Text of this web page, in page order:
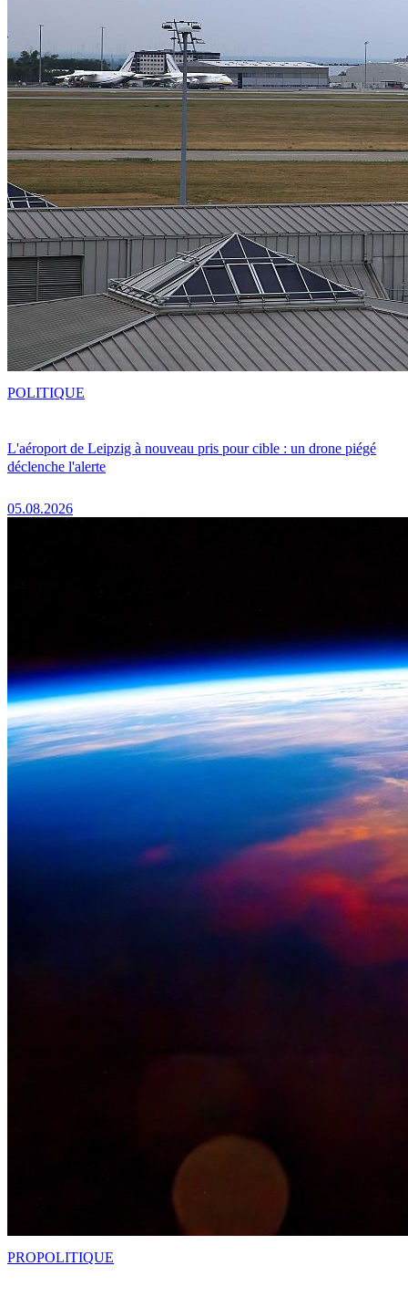
L'aéroport de Leipzig à nouveau pris pour cible : un drone piégé
déclenche l'alerte
05.08.2026
POLITIQUE
PROPOLITIQUE